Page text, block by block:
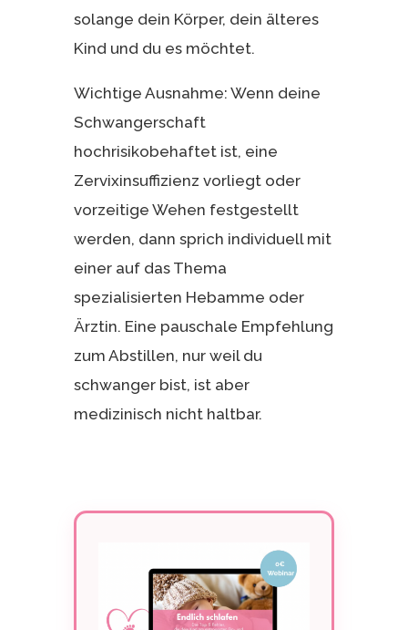
solange dein Körper, dein älteres
Kind und du es möchtet.
Wichtige Ausnahme: Wenn deine
Schwangerschaft
hochrisikobehaftet ist, eine
Zervixinsuffizienz vorliegt oder
vorzeitige Wehen festgestellt
werden, dann sprich individuell mit
einer auf das Thema
spezialisierten Hebamme oder
Ärztin. Eine pauschale Empfehlung
zum Abstillen, nur weil du
schwanger bist, ist aber
medizinisch nicht haltbar.